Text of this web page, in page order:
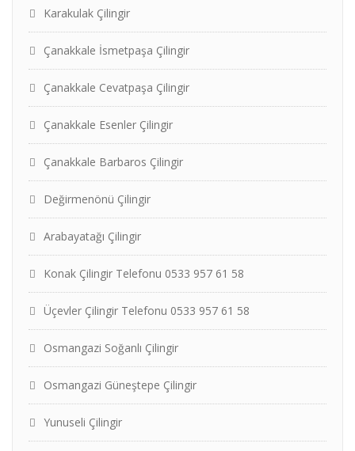
Karakulak Çilingir
Çanakkale İsmetpaşa Çilingir
Çanakkale Cevatpaşa Çilingir
Çanakkale Esenler Çilingir
Çanakkale Barbaros Çilingir
Değirmenönü Çilingir
Arabayatağı Çilingir
Konak Çilingir Telefonu 0533 957 61 58
Üçevler Çilingir Telefonu 0533 957 61 58
Osmangazi Soğanlı Çilingir
Osmangazi Güneştepe Çilingir
Yunuseli Çilingir